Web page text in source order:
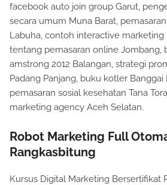
facebook auto join group Garut,
secara umum Muna Barat,
Labuha, contoh interactive marketing
tentang pemasaran online Jombang,
amstrong 2012 Balangan, strategi
Padang Panjang, buku kotler Banggai
pemasaran sosial kesehatan Tana
marketing agency Aceh Selatan.
Robot Marketing Full
Rangkasbitung
Kursus Digital Marketing Bersertifikat